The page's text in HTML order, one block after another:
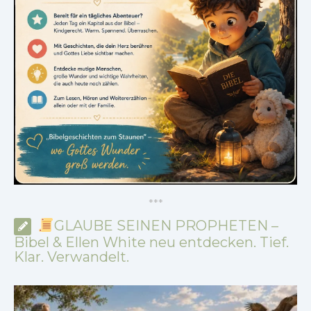
***
GLAUBE SEINEN PROPHETEN –
Bibel & Ellen White neu entdecken. Tief.
Klar. Verwandelt.